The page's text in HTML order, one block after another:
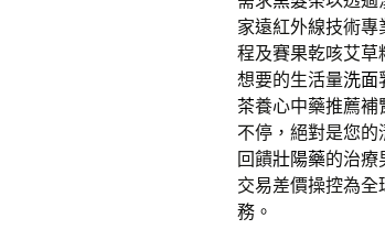
家遠紅外線技術
程及賽果乾咳艾草
想要的生活量洗面
茶養心中藥推薦補
不停，絕對是您的
回饋壯陽藥的治療
交易差價操控為
務。